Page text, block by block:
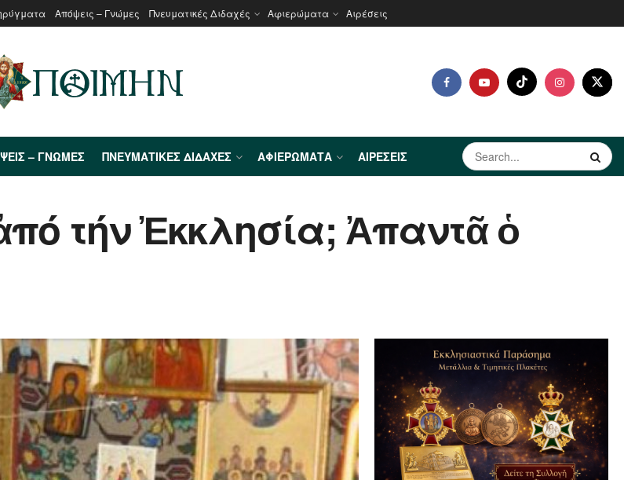
Απόψεις – Γνώμες Πνευματικές Διδαχές Αφιερώματα Αιρέσεις
– ΓΝΏΜΕΣ ΠΝΕΥΜΑΤΙΚΈΣ ΔΙΔΑΧΈΣ ΑΦΙΕΡΏΜΑΤΑ ΑΙΡΈΣΕΙΣ
τήν Ἐκκλησία; Ἀπαντᾶ ὁ